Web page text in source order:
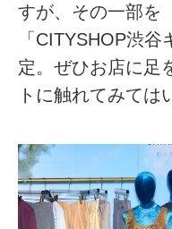
すが、その一部を
「CITYSHOP渋
定。ぜひお店に足
トに触れてみては